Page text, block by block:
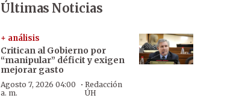
Últimas Noticias
+ análisis
Critican al Gobierno por
“manipular” déficit y exigen
mejorar gasto
Agosto 7, 2026 04:00
a. m.
· Redacción
ÚH